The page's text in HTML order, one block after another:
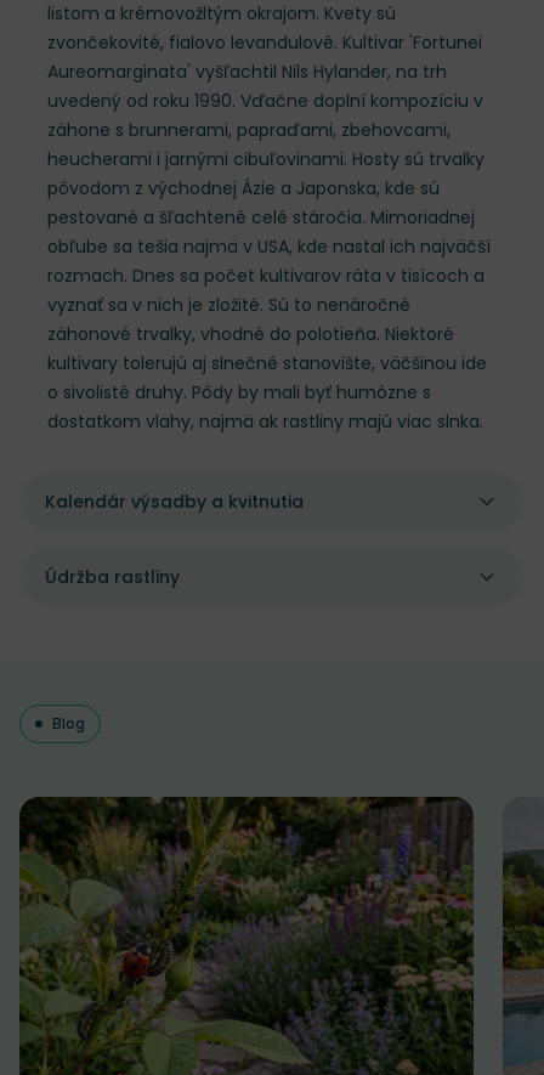
listom a krémovožltým okrajom. Kvety sú
zvončekovité, fialovo levandulové. Kultivar 'Fortunei
Aureomarginata' vyšľachtil Nils Hylander, na trh
uvedený od roku 1990. Vďačne doplní kompozíciu v
záhone s brunnerami, papraďami, zbehovcami,
heucherami i jarnými cibuľovinami. Hosty sú trvalky
pôvodom z východnej Ázie a Japonska, kde sú
pestované a šľachtené celé stáročia. Mimoriadnej
obľube sa tešia najmä v USA, kde nastal ich najväčší
rozmach. Dnes sa počet kultivarov ráta v tisícoch a
vyznať sa v nich je zložité. Sú to nenáročné
záhonové trvalky, vhodné do polotieňa. Niektoré
kultivary tolerujú aj slnečné stanovište, väčšinou ide
o sivolisté druhy. Pôdy by mali byť humózne s
dostatkom vlahy, najmä ak rastliny majú viac slnka.
Kalendár výsadby a kvitnutia
Údržba rastliny
Blog